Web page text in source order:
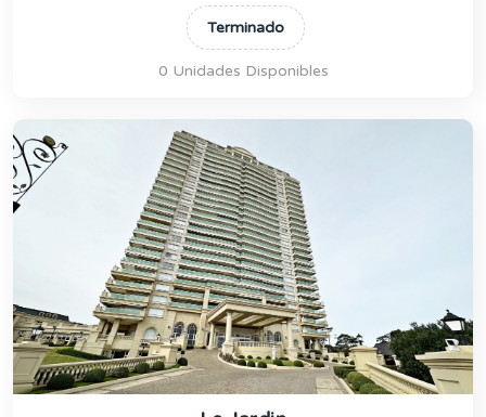
Terminado
0 Unidades Disponibles